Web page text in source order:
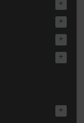
+
+
+
+
+